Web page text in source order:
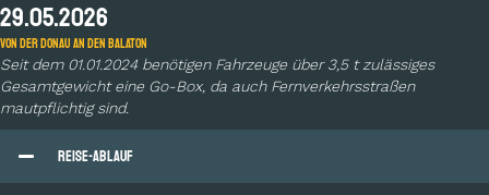
29.05.2026
von der Donau an den Balaton
Seit dem 01.01.2024 benötigen Fahrzeuge über 3,5 t zulässiges
Gesamtgewicht eine Go-Box, da auch Fernverkehrsstraßen
mautpflichtig sind.
Reise-Ablauf